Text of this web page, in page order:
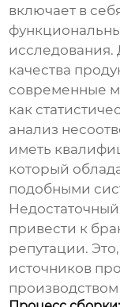
включает в
исследования.
качества
современные
как
анализ
иметь
который
подобными
привести к
репутации.
источников